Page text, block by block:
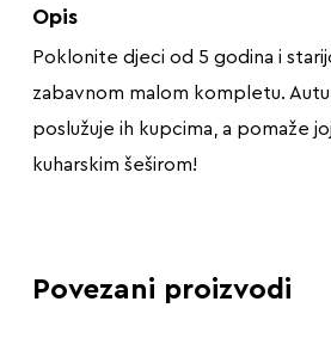
Opis
Poklonite djeci od 5 godina i
zabavnom malom kompletu.
poslužuje ih kupcima, a pomaže
kuharskim šeširom!
Povezani proizvodi